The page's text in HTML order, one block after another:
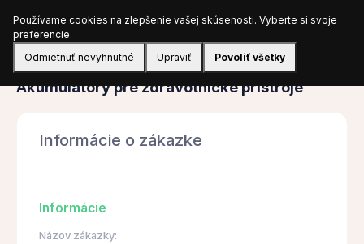
Prihlásiť sa
Obstarávanie
Akumulátory pre zdravotnícke prístroje
Informácie o zákazke
Informácie
Názov zákazky:
Používame cookies na zlepšenie vašej skúsenosti. Vyberte si svoje
preferencie.
Odmietnuť nevyhnutné
Upraviť Povoliť všetky